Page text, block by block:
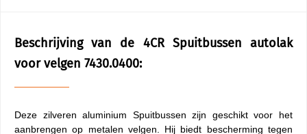
Beschrijving van de 4CR Spuitbussen autolak
voor velgen 7430.0400:
Deze zilveren aluminium Spuitbussen zijn geschikt voor het
aanbrengen op metalen velgen. Hij biedt bescherming tegen